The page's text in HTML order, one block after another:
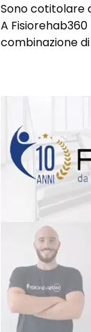
Sono cotitolare
A
combinazione